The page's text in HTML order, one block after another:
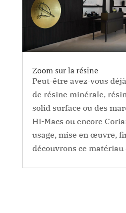
Zoom sur la résine
Peut-être avez-vous
de résine minérale,
solid surface ou des
Hi-Macs ou encore
usage, mise en œuvre,
découvrons ce matériau